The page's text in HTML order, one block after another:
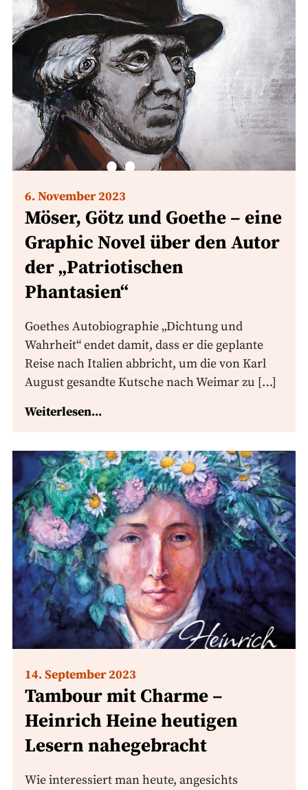
6. November 2023
Möser, Götz und Goethe – eine
Graphic Novel über den Autor
der „Patriotischen
Phantasien“
Goethes Autobiographie „Dichtung und
Wahrheit“ endet damit, dass er die geplante
Reise nach Italien abbricht, um die von Karl
August gesandte Kutsche nach Weimar zu […]
Weiterlesen...
14. September 2023
Tambour mit Charme –
Heinrich Heine heutigen
Lesern nahegebracht
Wie interessiert man heute, angesichts